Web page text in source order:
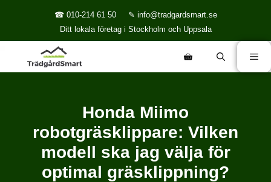
☎ 010-214 61 50
✎ info@tradgardsmart.se
Ditt lokala företag i Stockholm och Uppsala
Honda Miimo
robotgräsklippare: Vilken
modell ska jag välja för
optimal gräsklippning?